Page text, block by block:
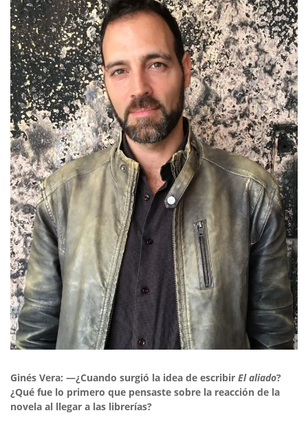
Ginés Vera: —¿Cuando surgió la idea de escribir El aliado?
¿Qué fue lo primero que pensaste sobre la reacción de la
novela al llegar a las librerías?